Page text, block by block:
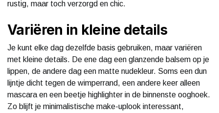
rustig, maar toch verzorgd en chic.
Variëren in kleine details
Je kunt elke dag dezelfde basis gebruiken, maar variëren
met kleine details. De ene dag een glanzende balsem op je
lippen, de andere dag een matte nudekleur. Soms een dun
lijntje dicht tegen de wimperrand, een andere keer alleen
mascara en een beetje highlighter in de binnenste ooghoek.
Zo blijft je minimalistische make-uplook interessant,